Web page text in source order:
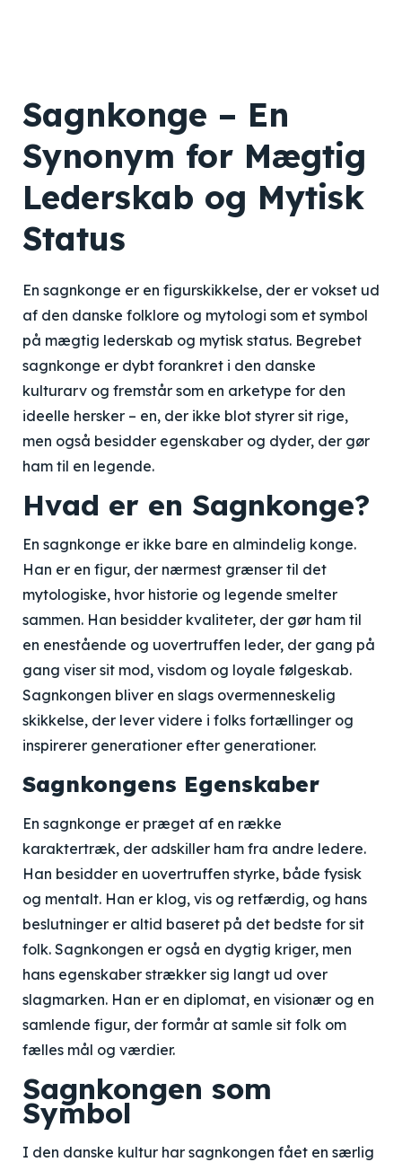
Sagnkonge – En
Synonym for Mægtig
Lederskab og Mytisk
Status
En sagnkonge er en figurskikkelse, der er vokset ud
af den danske folklore og mytologi som et symbol
på mægtig lederskab og mytisk status. Begrebet
sagnkonge er dybt forankret i den danske
kulturarv og fremstår som en arketype for den
ideelle hersker – en, der ikke blot styrer sit rige,
men også besidder egenskaber og dyder, der gør
ham til en legende.
Hvad er en Sagnkonge?
En sagnkonge er ikke bare en almindelig konge.
Han er en figur, der nærmest grænser til det
mytologiske, hvor historie og legende smelter
sammen. Han besidder kvaliteter, der gør ham til
en enestående og uovertruffen leder, der gang på
gang viser sit mod, visdom og loyale følgeskab.
Sagnkongen bliver en slags overmenneskelig
skikkelse, der lever videre i folks fortællinger og
inspirerer generationer efter generationer.
Sagnkongens Egenskaber
En sagnkonge er præget af en række
karaktertræk, der adskiller ham fra andre ledere.
Han besidder en uovertruffen styrke, både fysisk
og mentalt. Han er klog, vis og retfærdig, og hans
beslutninger er altid baseret på det bedste for sit
folk. Sagnkongen er også en dygtig kriger, men
hans egenskaber strækker sig langt ud over
slagmarken. Han er en diplomat, en visionær og en
samlende figur, der formår at samle sit folk om
fælles mål og værdier.
Sagnkongen som
Symbol
I den danske kultur har sagnkongen fået en særlig